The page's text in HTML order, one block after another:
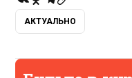
АКТУАЛЬНО